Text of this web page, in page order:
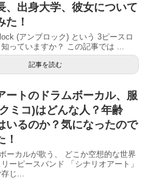
、出身大学、彼女について
た！
(アンブロック) という 3ピースロ
っていますか？ この記事では ...
記事を読む
ートのドラムボーカル、服
ミコ)はどんな人？年齢
いるのか？気になったので
！
ーカルが歌う、 どこか空想的な世界
ーピースバンド 「シナリオアート」
じ...